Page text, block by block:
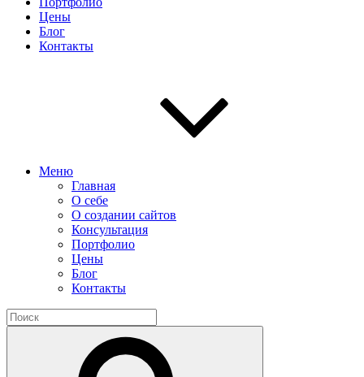
Цены
Блог
Контакты
Меню
Главная
О себе
О создании сайтов
Консультация
Портфолио
Цены
Блог
Контакты
Найти: